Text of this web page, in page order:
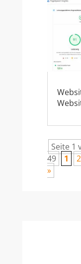
Seite 1
49
1 2
»